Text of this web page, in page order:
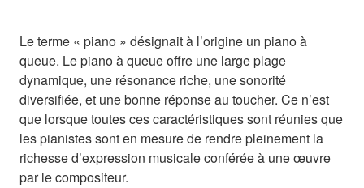
Le terme « piano » désignait à l’origine un piano à
queue. Le piano à queue offre une large plage
dynamique, une résonance riche, une sonorité
diversifiée, et une bonne réponse au toucher. Ce n’est
que lorsque toutes ces caractéristiques sont réunies que
les pianistes sont en mesure de rendre pleinement la
richesse d’expression musicale conférée à une œuvre
par le compositeur.